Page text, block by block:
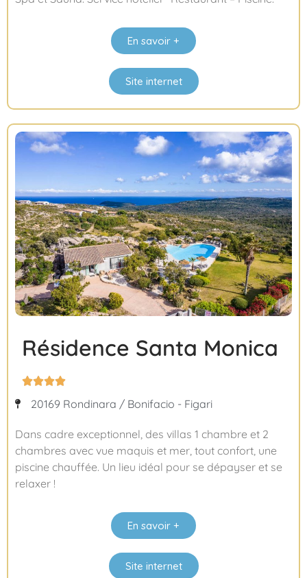
En savoir +
Site internet
Résidence Santa Monica

20169 Rondinara / Bonifacio - Figari
Dans cadre exceptionnel, des villas 1 chambre et 2
chambres avec vue maquis et mer, tout confort, une
piscine chauffée. Un lieu idéal pour se dépayser et se
relaxer !
En savoir +
Site internet